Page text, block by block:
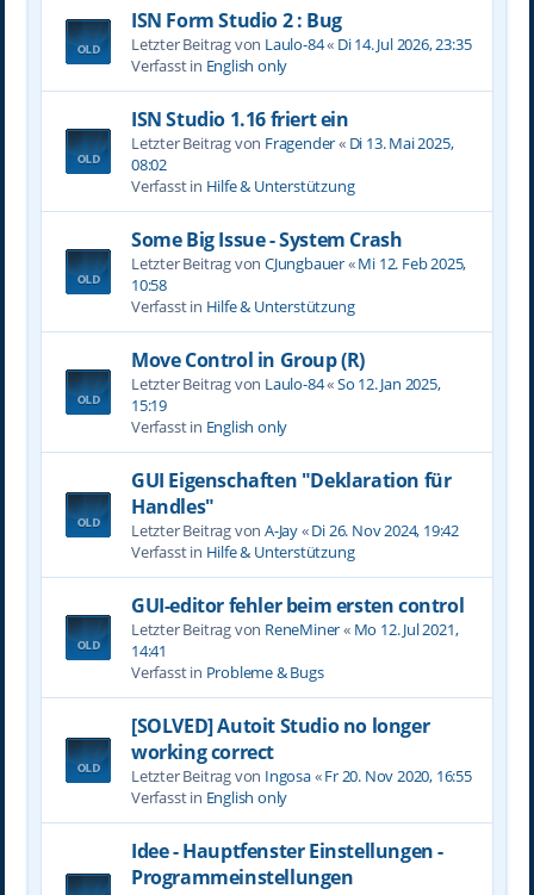
ISN Form Studio 2 : Bug
Letzter Beitrag von Laulo-84« Di 14. Jul 2026, 23:35
Verfasst in English only
ISN Studio 1.16 friert ein
Letzter Beitrag von Fragender« Di 13. Mai 2025,
08:02
Verfasst in Hilfe & Unterstützung
Some Big Issue - System Crash
Letzter Beitrag von CJungbauer«Mi 12. Feb 2025,
10:58
Verfasst in Hilfe & Unterstützung
Move Control in Group (R)
Letzter Beitrag von Laulo-84«So 12. Jan 2025,
15:19
Verfasst in English only
GUI Eigenschaften "Deklaration für
Handles"
Letzter Beitrag von A-Jay«Di 26. Nov 2024, 19:42
Verfasst in Hilfe & Unterstützung
GUI-editor fehler beim ersten control
Letzter Beitrag von ReneMiner« Mo 12. Jul 2021,
14:41
Verfasst in Probleme & Bugs
[SOLVED] Autoit Studio no longer
working correct
Letzter Beitrag von Ingosa«Fr 20. Nov 2020, 16:55
Verfasst in English only
Idee - Hauptfenster Einstellungen -
Programmeinstellungen